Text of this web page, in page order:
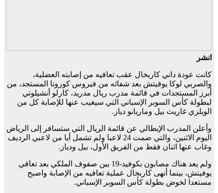
انشر
كانت عودة داني كاربخال عقب تعافيه من إصابته العضلية،
والصربي لوكا يوفيتش بعد شفائه من فيروس كورونا المستجد، من
أبرز المستجدات في قائمة مدرب ريال مدريد، كارلو أنشيلوتي
لبطولة كأس السوبر الإسباني التي سيغيب عنها للإصابة كل من
الويلزي غاريث بيل وماريانو دياز.
وأعلن المدرب الإيطالي عن قائمة الريال التي ستسافر إلى الرياض
اليوم الاثنين، والتي ضمت 24 لاعبا ولم تشمل أيا من لاعبي الرديف
وغاب عنها اثنان فقط من الفريق الأول، بيل ودياز.
ولم يعد هناك مصابون بكوفيد-19 بين صفوف الملكي بعد تعافي
يوفيتش، بينما أنهى كاربخال عملية تعافيه من الإصابة واصبح
مستعدا لخوض بطولة كأس السوبر الإسباني.